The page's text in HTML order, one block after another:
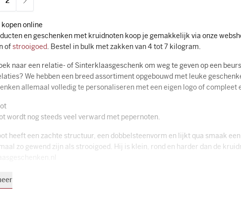
momenteel pagina
Pagina
online
en geschenken met kruidnoten koop je gemakkelijk via onze
ofstrooigoed. Bestel in bulk met zakken van 4 tot 7 kilogram.
naar een relatie- of Sinterklaasgeschenk om weg te geven op een
We hebben een breed assortiment opgebouwd met leuke
allemaal volledig te personaliseren met een eigen logo of
wordt nog steeds veel verward met pepernoten.
heeft een zachte structuur, een dobbelsteenvorm en lijkt qua smaak
zo gewend zijn als strooigoed. Hij is klein, rond en harder dan de
met kruidnoten met logo
voor Sinterklaas, ook de cadeaus waar kruidnoten in